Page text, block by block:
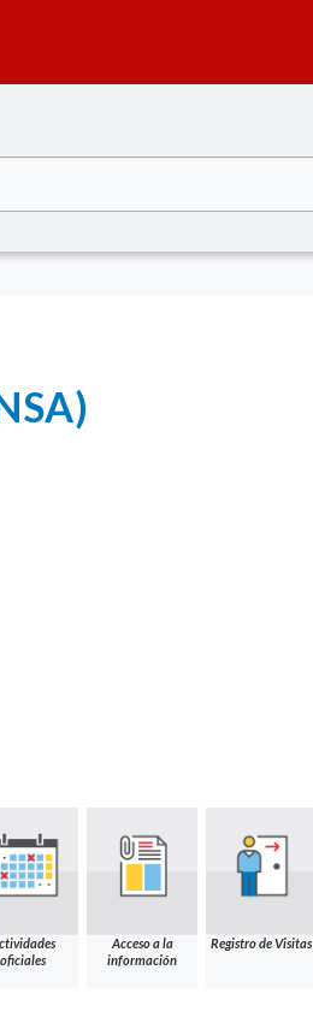
oficiales
Acceso a la
información
Registro de Visitas